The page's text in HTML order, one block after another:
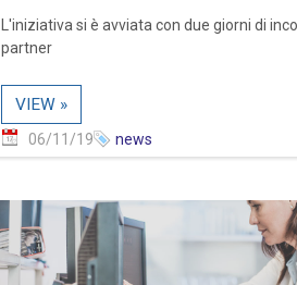
L'iniziativa si è avviata con due giorni di
partner
VIEW »
06/11/19 news